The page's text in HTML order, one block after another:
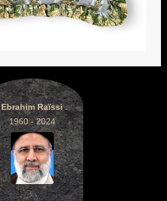
Ebrahim Raïssi
1960 - 2024